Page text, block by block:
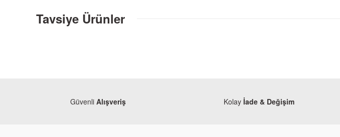
Tavsiye Ürünler
Güvenli Alışveriş Kolay İade & Değişim